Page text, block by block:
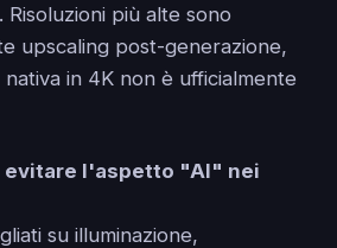
Risoluzioni più alte sono
upscaling post-generazione,
in 4K non è ufficialmente
evitare l'aspetto "AI" nei
su illuminazione,